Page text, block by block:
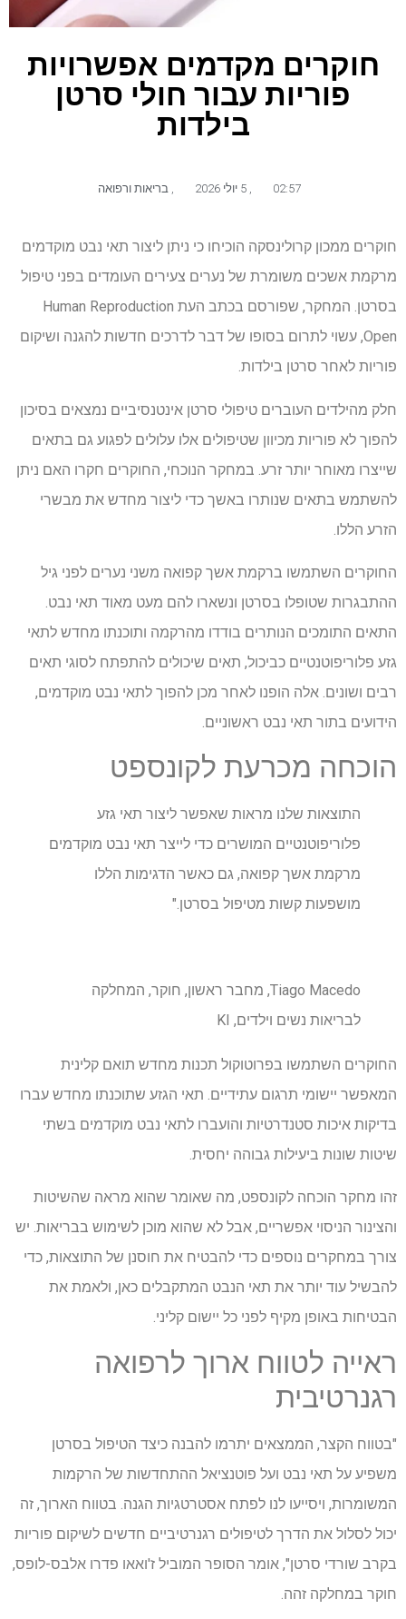
חוקרים מקדמים אפשרויות
פוריות עבור חולי סרטן
בילדות
02:57 בריאות ורפואה
חוקרים ממכון קרולינסקה הוכיחו כי ניתן ליצור תאי נבט מוקדמים
מרקמת אשכים משומרת של נערים צעירים העומדים בפני טיפול
בסרטן. המחקר, שפורסם בכתב העת Human Reproduction
Open, עשוי לתרום בסופו של דבר לדרכים חדשות להגנה ושיקום
פוריות לאחר סרטן בילדות.
חלק מהילדים העוברים טיפולי סרטן אינטנסיביים נמצאים בסיכון
להפוך לא פוריות מכיוון שטיפולים אלו עלולים לפגוע גם בתאים
שייצרו מאוחר יותר זרע. במחקר הנוכחי, החוקרים חקרו האם ניתן
להשתמש בתאים שנותרו באשך כדי ליצור מחדש את מבשרי
הזרע הללו.
החוקרים השתמשו ברקמת אשך קפואה משני נערים לפני גיל
ההתבגרות שטופלו בסרטן ונשארו להם מעט מאוד תאי נבט.
התאים התומכים הנותרים בודדו מהרקמה ותוכנתו מחדש לתאי
גזע פלוריפוטנטיים כביכול, תאים שיכולים להתפתח לסוגי תאים
רבים ושונים. אלה הופנו לאחר מכן להפוך לתאי נבט מוקדמים,
הידועים בתור תאי נבט ראשוניים.
הוכחה מכרעת לקונספט
התוצאות שלנו מראות שאפשר ליצור תאי גזע
פלוריפוטנטיים המושרים כדי לייצר תאי נבט מוקדמים
מרקמת אשך קפואה, גם כאשר הדגימות הללו
מושפעות קשות מטיפול בסרטן."
Tiago Macedo, מחבר ראשון, חוקר, המחלקה
לבריאות נשים וילדים, KI
החוקרים השתמשו בפרוטוקול תכנות מחדש תואם קלינית
המאפשר יישומי תרגום עתידיים. תאי הגזע שתוכנתו מחדש עברו
בדיקות איכות סטנדרטיות והועברו לתאי נבט מוקדמים בשתי
שיטות שונות ביעילות גבוהה יחסית.
זהו מחקר הוכחה לקונספט, מה שאומר שהוא מראה שהשיטות
והצינור הניסוי אפשריים, אבל לא שהוא מוכן לשימוש בבריאות. יש
צורך במחקרים נוספים כדי להבטיח את חוסנן של התוצאות, כדי
להבשיל עוד יותר את תאי הנבט המתקבלים כאן, ולאמת את
הבטיחות באופן מקיף לפני כל יישום קליני.
ראייה לטווח ארוך לרפואה
רגנרטיבית
"בטווח הקצר, הממצאים יתרמו להבנה כיצד הטיפול בסרטן
משפיע על תאי נבט ועל פוטנציאל ההתחדשות של הרקמות
המשומרות, ויסייעו לנו לפתח אסטרטגיות הגנה. בטווח הארוך, זה
יכול לסלול את הדרך לטיפולים רגנרטיביים חדשים לשיקום פוריות
בקרב שורדי סרטן", אומר הסופר המוביל ז'ואאו פדרו אלבס-לופס,
חוקר במחלקה זהה.